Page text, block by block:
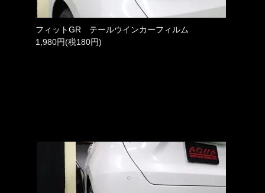
フィットGR テールウインカーフィルム
1,980円(税180円)